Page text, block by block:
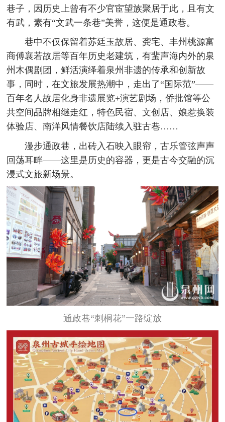
巷子，因历史上曾有不少官宦望族聚居于此，且有文
有武，素有“文武一条巷”美誉，这便是通政巷。
巷中不仅保留着苏廷玉故居、龚宅、丰州桃源富
商傅襄若故居等百年历史老建筑，有蜚声海内外的泉
州木偶剧团，鲜活演绎着泉州非遗的传承和创新故
事，同时，在文旅发展热潮中，走出了“国际范”——
百年名人故居化身非遗展览+演艺剧场，侨批馆等公
共空间品牌相继走红，特色民宿、文创店、娘惹换装
体验店、南洋风情餐饮店陆续入驻古巷……
漫步通政巷，出砖入石映入眼帘，古乐管弦声声
回荡耳畔——这里是历史的容器，更是古今交融的沉
浸式文旅新场景。
通政巷“刺桐花”一路绽放